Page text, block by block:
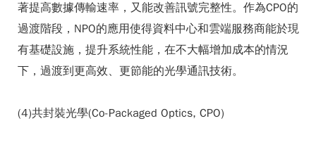
著提高數據傳輸速率，又能改善訊號完整性。作為CPO的
過渡階段，NPO的應用使得資料中心和雲端服務商能於現
有基礎設施，提升系統性能，在不大幅增加成本的情況
下，過渡到更高效、更節能的光學通訊技術。
(4)共封裝光學(Co-Packaged Optics, CPO)